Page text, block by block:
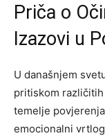
Priča o
Izazovi u
U današnjem
pritiskom
temelje
emocionalni